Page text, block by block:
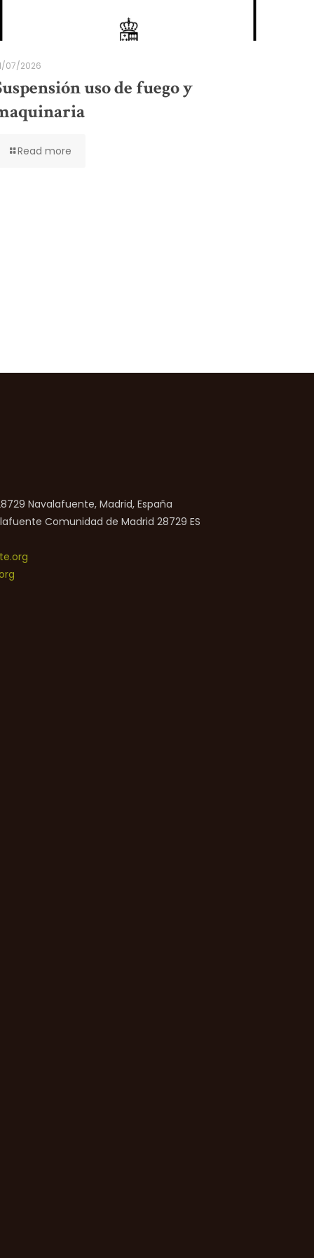
07/2026
uso de fuego y
Read more
Navalafuente, Madrid, España
Comunidad de Madrid 28729 ES